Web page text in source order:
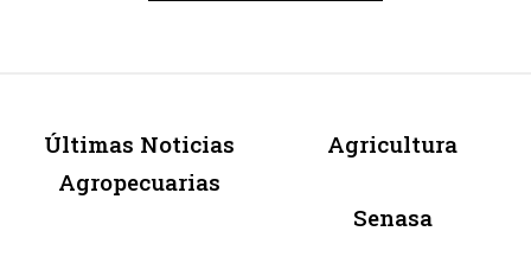
Últimas Noticias
Agropecuarias
Agricultura
Senasa